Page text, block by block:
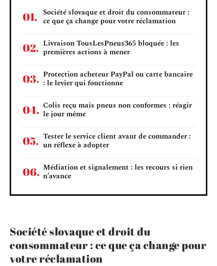
Société slovaque et droit du consommateur :
ce que ça change pour votre réclamation
Livraison TousLesPneus365 bloquée : les
premières actions à mener
Protection acheteur PayPal ou carte bancaire
: le levier qui fonctionne
Colis reçu mais pneus non conformes : réagir
le jour même
Tester le service client avant de commander :
un réflexe à adopter
Médiation et signalement : les recours si rien
n’avance
Société slovaque et droit du
consommateur : ce que ça change pour
votre réclamation